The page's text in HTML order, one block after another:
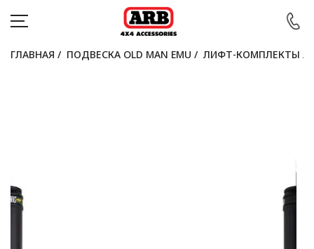
БЛОГ
ГЛАВНАЯ / ПОДВЕСКА OLD MAN EMU / ЛИФТ-КОМПЛЕКТЫ /